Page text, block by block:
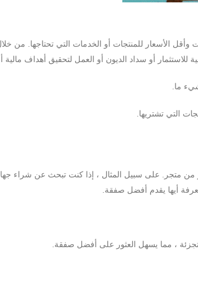
الأسعار للمنتجات أو الخدمات التي تحتاجها. من
أو سداد الديون أو العمل لتحقيق أهداف مالية
ما.
التي تشتريها.
من متجر. على سبيل المثال ، إذا كنت تبحث عن شراء
أيها يقدم أفضل صفقة.
، مما يسهل العثور على أفضل صفقة.